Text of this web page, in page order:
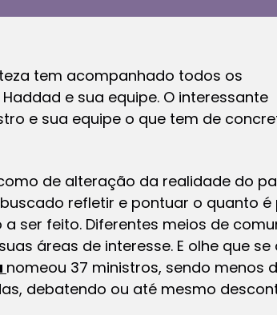
tem acompanhado todos os
e sua equipe. O interessante
e sua equipe o que tem de
de alteração da realidade do
refletir e pontuar o quanto é
ser feito. Diferentes meios de
áreas de interesse. E olhe que se
nomeou 37 ministros, sendo menos
debatendo ou até mesmo